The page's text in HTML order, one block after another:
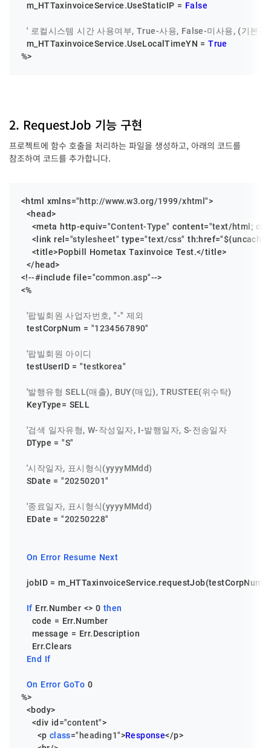
  m_HTTaxinvoiceService.UseStaticIP =
False
' 로컬시스템 시간 사용여부, True-사용, False-미사용, (기본값
  m_HTTaxinvoiceService.UseLocalTimeYN =
True
%>
2. RequestJob 기능 구현
프로젝트에 함수 호출을 처리하는 파일을 생성하고, 아래의 코드를
참조하여 코드를 추가합니다.
<html xmlns="http://www.w3.org/1999/xhtml">
  <head>
    <meta http-equiv=
"Content-Type" content="text/html;
    <link rel=
"stylesheet" type="text/css" th:href=
    <title>Popbill Hometax Taxinvoice Test.</title>
  </head>
<!--#include file="common.asp"-->
<%
'팝빌회원 사업자번호, "-" 제외
  testCorpNum =
"1234567890"
'팝빌회원 아이디
  testUserID =
"testkorea"
'발행유형 SELL(매출), BUY(매입), TRUSTEE(위수탁)
  KeyType= SELL
'검색 일자유형, W-작성일자, I-발행일자, S-전송일자
  DType =
"S"
'시작일자, 표시형식(yyyyMMdd)
  SDate =
"20250201"
'종료일자, 표시형식(yyyyMMdd)
  EDate =
"20250228"
On Error Resume Next
jobID = m_HTTaxinvoiceService.requestJob(testCorpNum,
If Err.Number <> 0 then
    code = Err.Number
    message = Err.Description
    Err.Clears
End If
On Error GoTo 0
%>
  <body>
    <div id=
"content">
      <p
class="heading1">Response</p>